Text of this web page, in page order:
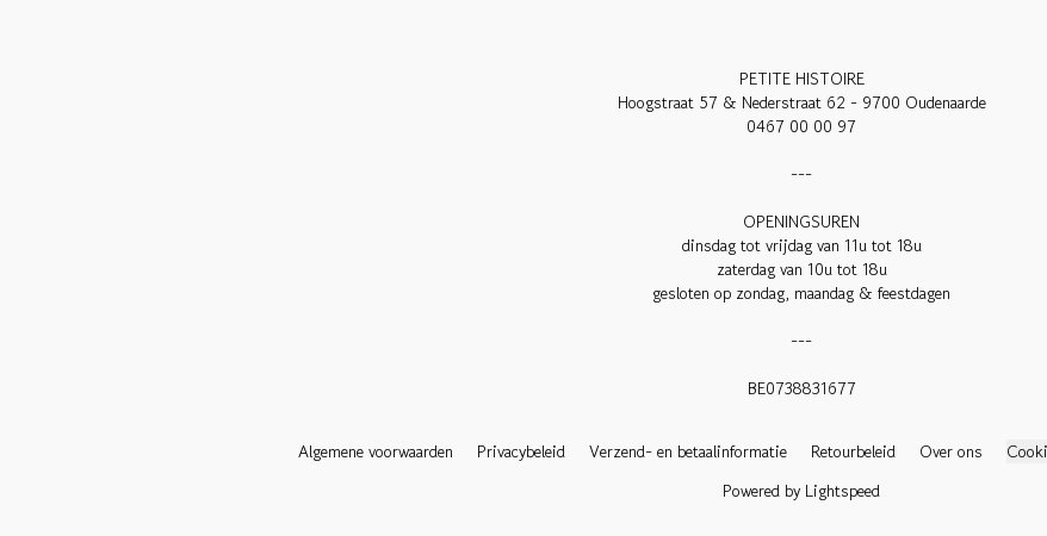
PETITE HISTOIRE
Hoogstraat 57 & Nederstraat 62 - 9700 Oudenaarde
0467 00 00 97
---
OPENINGSUREN
dinsdag tot vrijdag van 11u tot 18u
zaterdag van 10u tot 18u
gesloten op zondag, maandag & feestdagen
---
BE0738831677
Algemene voorwaarden Privacybeleid Verzend- en betaalinformatie Retourbeleid Over ons
Powered by Lightspeed